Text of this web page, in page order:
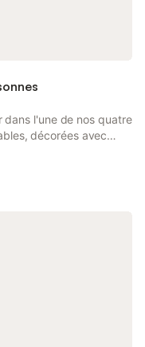
dans l'une de nos quatre
décorées avec
un séjour
entièrement